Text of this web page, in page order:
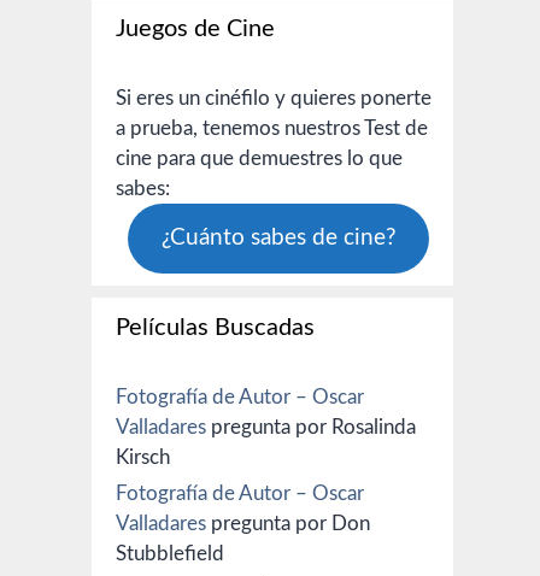
Juegos de Cine
Si eres un cinéfilo y quieres ponerte
a prueba, tenemos nuestros Test de
cine para que demuestres lo que
sabes:
¿Cuánto sabes de cine?
Películas Buscadas
Fotografía de Autor – Oscar
Valladares pregunta por Rosalinda
Kirsch
Fotografía de Autor – Oscar
Valladares pregunta por Don
Stubblefield